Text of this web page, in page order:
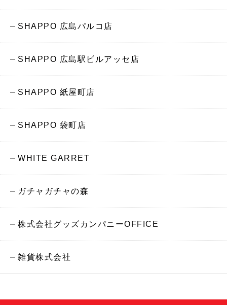
SHAPPO 広島パルコ店
SHAPPO 広島駅ビルアッセ店
SHAPPO 紙屋町店
SHAPPO 袋町店
WHITE GARRET
ガチャガチャの森
株式会社グッズカンパニーOFFICE
雑貨株式会社